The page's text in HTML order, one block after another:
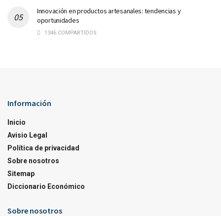
Innovación en productos artesanales: tendencias y
oportunidades
1346 COMPARTIDOS
Información
Inicio
Avisio Legal
Política de privacidad
Sobre nosotros
Sitemap
Diccionario Económico
Sobre nosotros